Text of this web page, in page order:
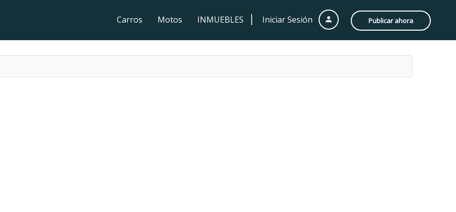
Iniciar Sesión Publicar ahora
Carros Motos INMUEBLES